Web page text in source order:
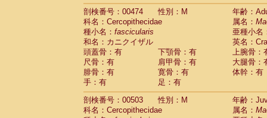
剖検番号：00474
性別：M
年齢：
科名：Cercopithecidae
属名：
種小名： fascicularis
亜種小名
和名：カニクイザル
英名：
頭蓋骨：有
下顎骨：有
上腕骨：
尺骨：有
肩甲骨：有
大腿骨：
腓骨：有
寛骨：有
体幹：有
手：有
足：有
剖検番号：00503
性別：M
年齢：
科名：Cercopithecidae
属名：